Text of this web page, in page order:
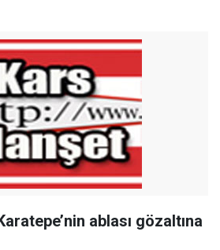
ablası gözaltına